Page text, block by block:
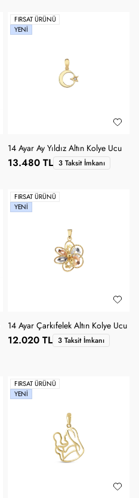
FIRSAT ÜRÜNÜ
YENI
14 Ayar Ay Yıldız Altın Kolye Ucu
13.480 TL 3 Taksit İmkanı
FIRSAT ÜRÜNÜ
YENI
14 Ayar Çarkıfelek Altın Kolye Ucu
12.020 TL 3 Taksit İmkanı
FIRSAT ÜRÜNÜ
YENI